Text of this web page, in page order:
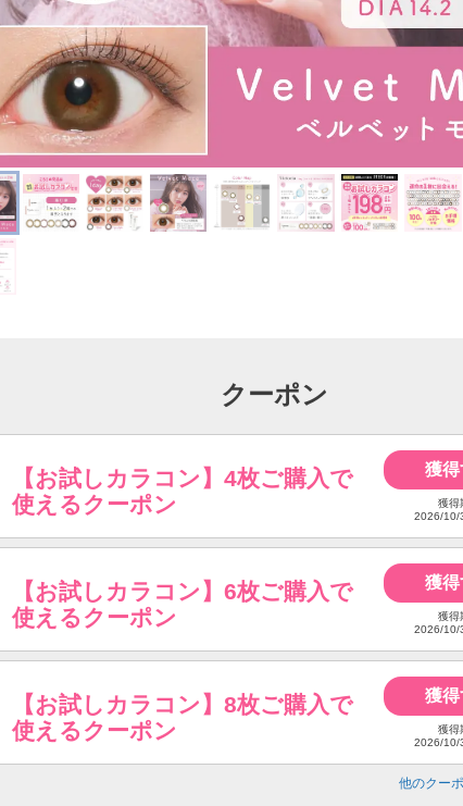
クーポン
【お試しカラコン】4枚ご購入で
使えるクーポン
獲得
獲得
2026/10/
【お試しカラコン】6枚ご購入で
使えるクーポン
獲得
獲得
2026/10/
【お試しカラコン】8枚ご購入で
使えるクーポン
獲得
獲得
2026/10/
他のクー